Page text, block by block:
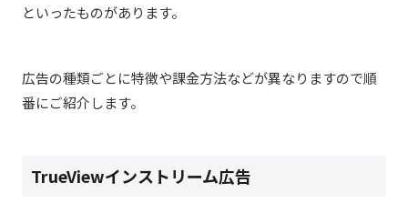
といったものがあります。
広告の種類ごとに特徴や課金方法などが異なりますので順
番にご紹介します。
TrueViewインストリーム広告